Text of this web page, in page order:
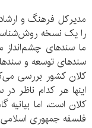
مدیرکل فرهنگ و
را یک نسخه
سندهای توسعه و
کلان کشور بررسی
اینها هر کدام ناظر
کلان است، اما
فلسفه جمهوری